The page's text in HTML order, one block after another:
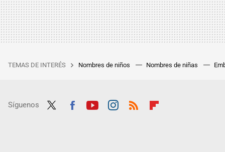
TEMAS DE INTERÉS Nombres de niños Nombres de niñas
Síguenos